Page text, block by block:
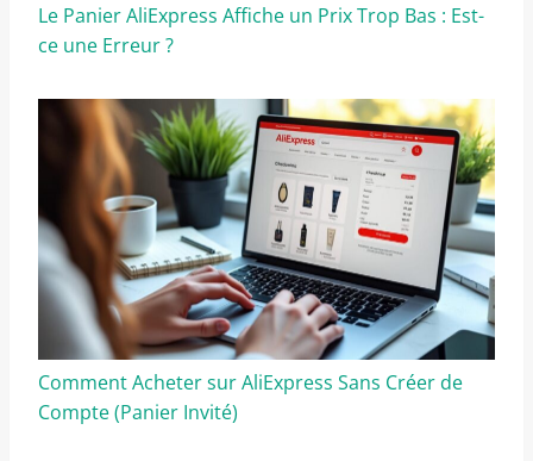
Le Panier AliExpress Affiche un Prix Trop Bas : Est-
ce une Erreur ?
Comment Acheter sur AliExpress Sans Créer de
Compte (Panier Invité)